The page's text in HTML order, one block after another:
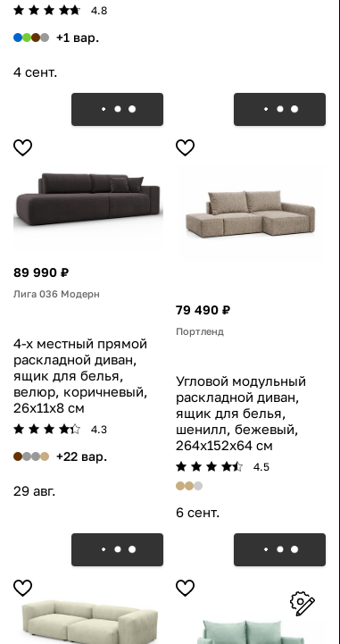
4.8
+1 вар.
4 сент.
89 990 ₽
Лига 036 Модерн
4-х местный прямой
раскладной диван,
ящик для белья,
велюр, коричневый,
26x11x8 см
4.3
+22 вар.
29 авг.
79 490 ₽
Портленд
Угловой модульный
раскладной диван,
ящик для белья,
шенилл, бежевый,
264x152x64 см
4.5
6 сент.